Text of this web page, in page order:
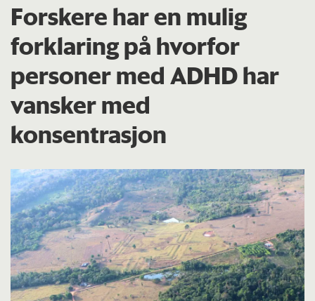
Forskere har en mulig
forklaring på hvorfor
personer med ADHD har
vansker med
konsentrasjon